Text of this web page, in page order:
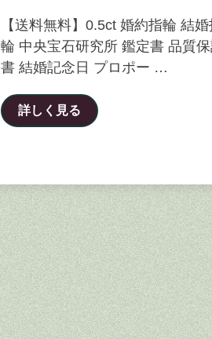
【送料無料】0.5ct 婚約指輪 結婚
輪 中央宝石研究所 鑑定書 品質
書 結婚記念日 プロポー …
詳しく見る